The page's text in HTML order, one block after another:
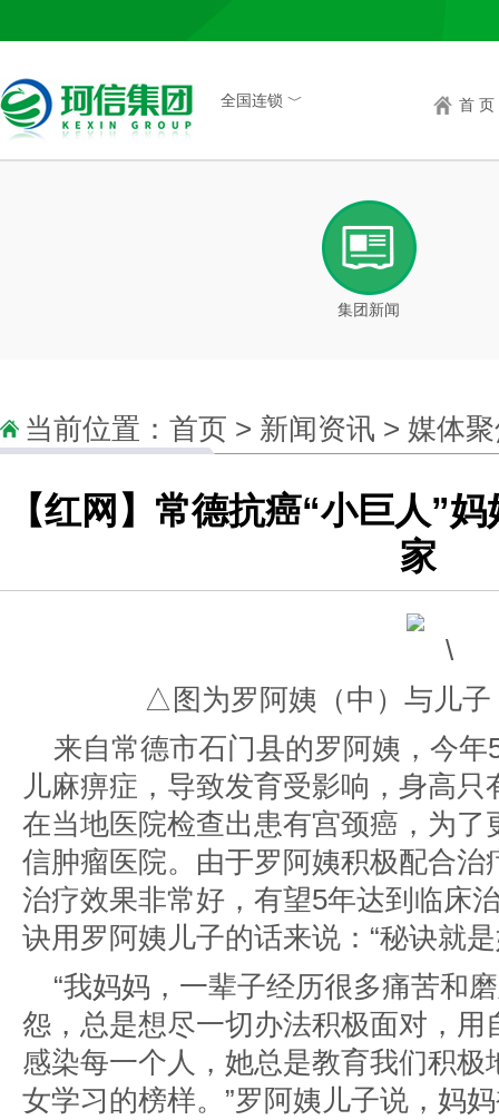
全国连锁 ﹀ 首 页
集团新闻
当前位置： 首页 > 新闻资讯 > 媒体
【红网】常德抗癌“小巨人”
家
△图为罗阿姨（中）与儿子
来自常德市石门县的罗阿姨，今
儿麻痹症，导致发育受影响，身高
在当地医院检查出患有宫颈癌，为了
信肿瘤医院。由于罗阿姨积极配合
治疗效果非常好，有望5年达到临床
诀用罗阿姨儿子的话来说：“秘诀就
“我妈妈，一辈子经历很多痛苦和
怨，总是想尽一切办法积极面对，
感染每一个人，她总是教育我们积
女学习的榜样。”罗阿姨儿子说，妈